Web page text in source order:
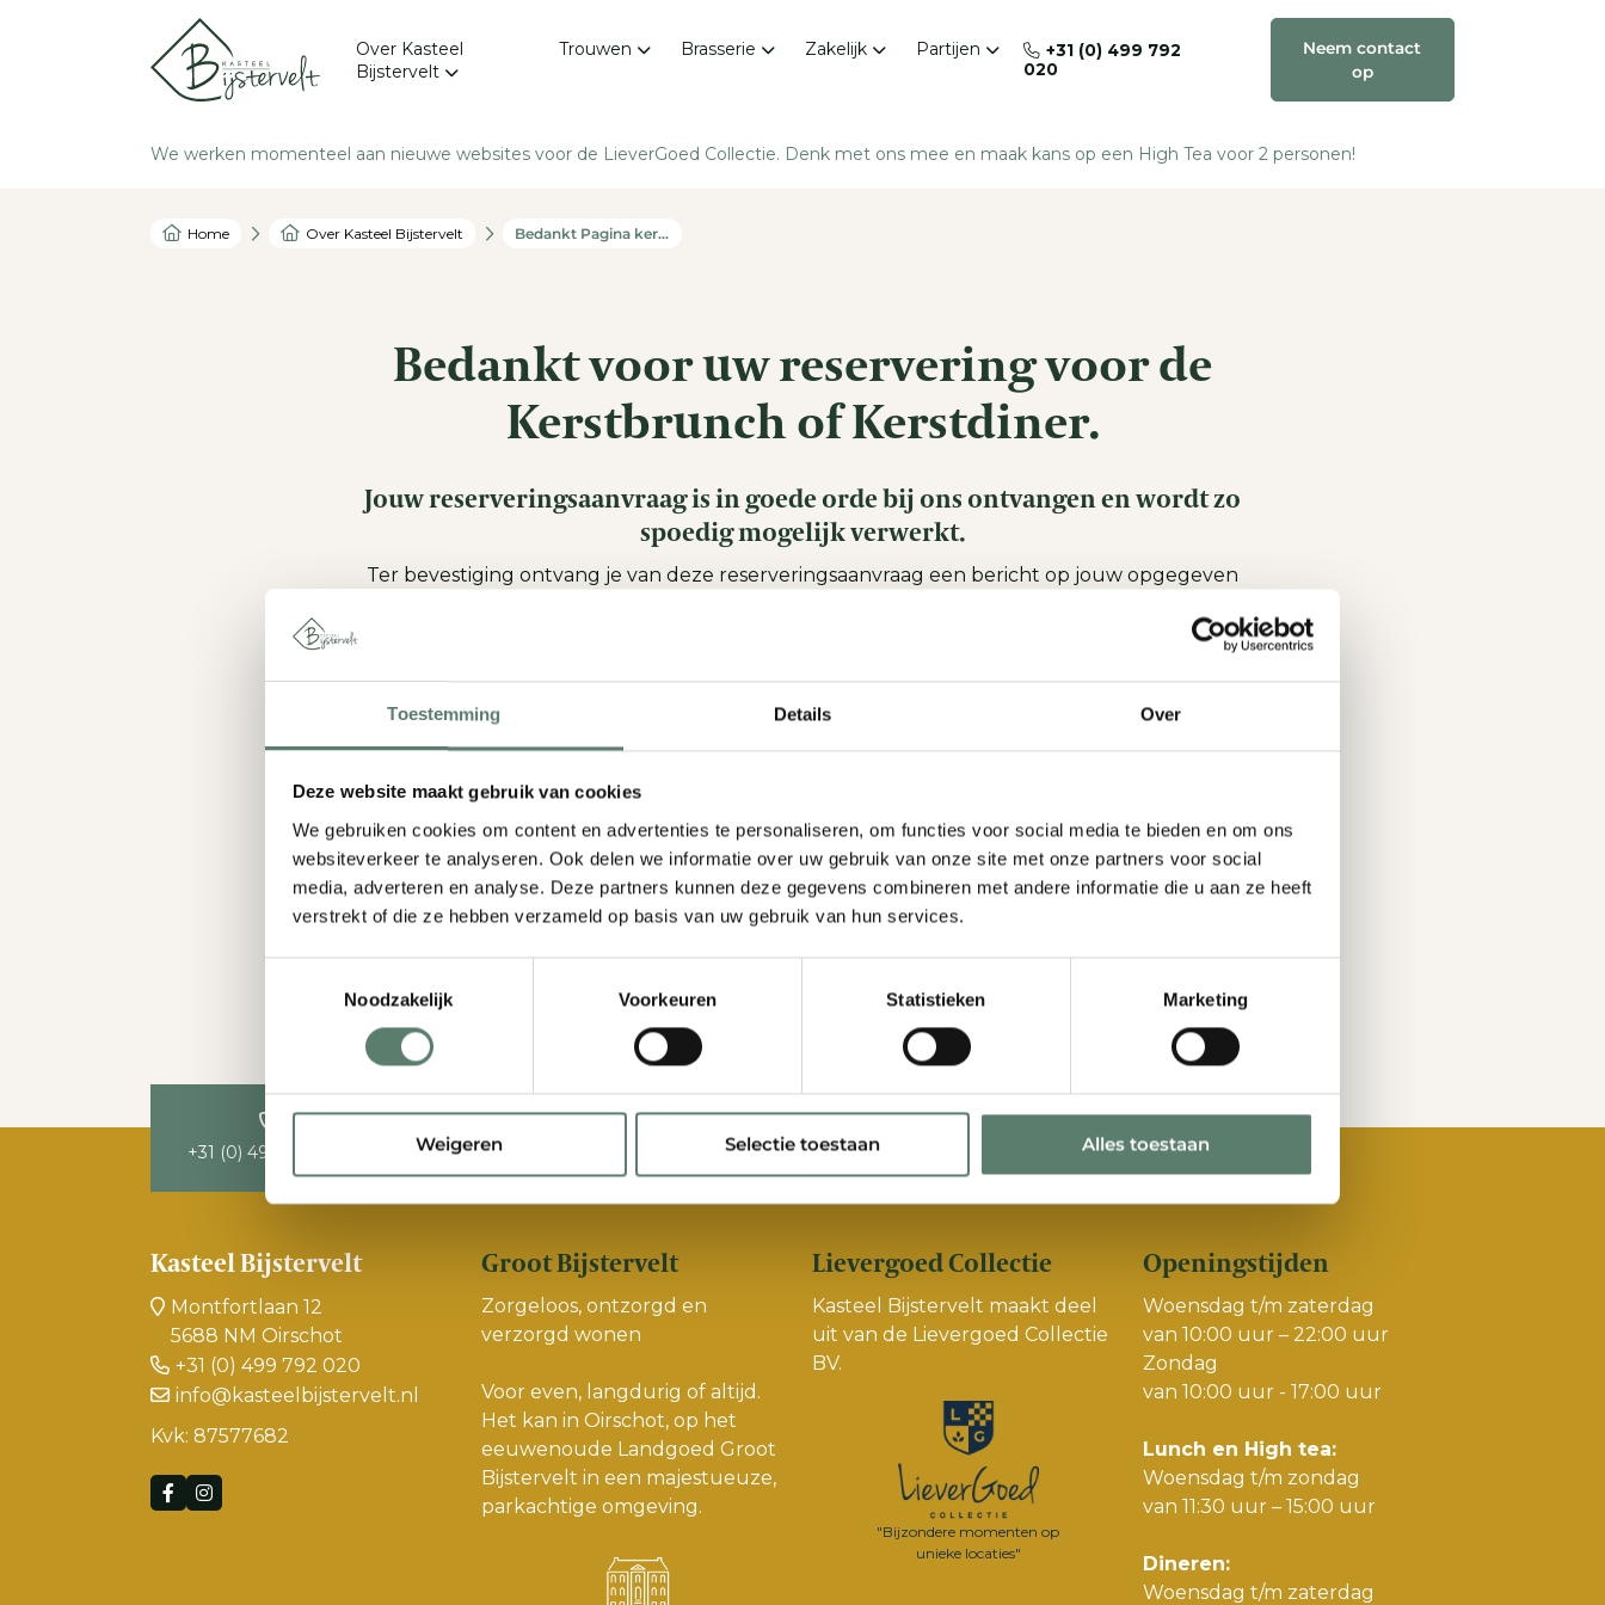
Toestemming Details Over
Deze website maakt gebruik van cookies
We gebruiken cookies om content en advertenties te personaliseren, om functies voor social media te bieden en om ons
websiteverkeer te analyseren. Ook delen we informatie over uw gebruik van onze site met onze partners voor social
media, adverteren en analyse. Deze partners kunnen deze gegevens combineren met andere informatie die u aan ze heeft
verstrekt of die ze hebben verzameld op basis van uw gebruik van hun services.
Noodzakelijk
Voorkeuren Statistieken Marketing
Weigeren Selectie toestaan Alles toestaan
Over Kasteel
Bijstervelt
Groeps Rondleidingen
Blog
Trouwen
Offerte planner
Inspiratieavond trouwen
Brasserie
Bijstervelt
Direct reserveren
Cadeaubon
Zakelijk
Zakelijke lunch
Partijen
Inspiratie opdoen voor jullie
+31 (0) 499 792
020
Neem contact
op
We werken momenteel aan nieuwe websites voor de LieverGoed Collectie. Denk met ons mee en maak kans op een High Tea voor 2 personen!
Home Over Kasteel Bijstervelt Bedankt Pagina kerstbrunch en – diner
Bedankt voor uw reservering voor de
Kerstbrunch of Kerstdiner.
Jouw reserveringsaanvraag is in goede orde bij ons ontvangen en wordt zo
spoedig mogelijk verwerkt.
Ter bevestiging ontvang je van deze reserveringsaanvraag een bericht op jouw opgegeven
receptie@kasteel-maurick.nlof bel: 073 204 8028
Twee weken voorafgaand aan kerst wordt er een betaalverzoek van de volledige menuprijs
Op de dag zelf betaalt men dus alleen nog de genuttigde drankjes.
Hou dus uw email rond die tijd extra in de gaten.
Wij kijken in ieder geval ernaar uit om jullie met kerst te verwelkomen op Kasteel Bijstervelt.
+31 (0) 499 792 020 Route in Google Maps Contact
Kasteel Bijstervelt
Montfortlaan 12
5688 NM Oirschot
+31 (0) 499 792 020
info@kasteelbijstervelt.nl
Kvk: 87577682
Groot Bijstervelt
Zorgeloos, ontzorgd en
verzorgd wonen
Voor even, langdurig of altijd.
Het kan in Oirschot, op het
eeuwenoude Landgoed Groot
Bijstervelt in een majestueuze,
parkachtige omgeving.
Lievergoed Collectie
Kasteel Bijstervelt maakt deel
uit van de Lievergoed Collectie
BV.
"Bijzondere momenten op
unieke locaties"
Openingstijden
Woensdag t/m zaterdag
van 10:00 uur – 22:00 uur
Zondag
van 10:00 uur - 17:00 uur
Lunch en High tea:
Woensdag t/m zondag
van 11:30 uur – 15:00 uur
Dineren:
Woensdag t/m zaterdag